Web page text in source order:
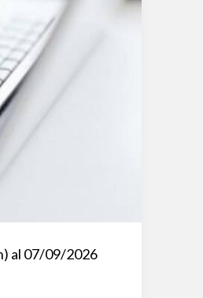
al 07/09/2026